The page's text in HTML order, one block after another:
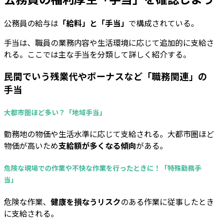
公務員の給与は 「給料」と「手当」 で構成されている。
手当は、職員の業務内容や生活環境に応じて追加的に支給さ
れる。ここでは主な手当を分類して詳しく紹介する。
民間でいう残業代やボーナスなど「職務関連」の
手当
大都市圏ほど多い？「地域手当」
勤務地の物価や生活水準に応じて支給される。大都市圏ほど
物価が高いため支給額が多くなる傾向がある。
危険な現場での作業や不快な作業を行ったときに！「特殊勤務手
当」
危険な作業、 健康を損なうリスクのある作業に従事したとき
に支給される。